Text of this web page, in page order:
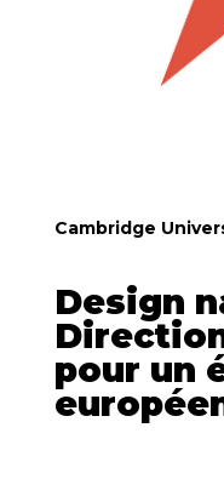
Cambridge
Design
pour un